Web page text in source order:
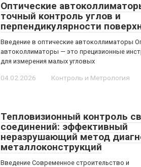
Оптические
точный контроль углов и
перпендикулярности
Введение в оптические автоколлиматоры
автоколлиматоры — это прецизионные
для измерения малых угловых
04.02.2026 Контроль и Метрология
Тепловизионный контроль
соединений: эффективный
неразрушающий метод
металлоконструкций
Введение Современное строительство и